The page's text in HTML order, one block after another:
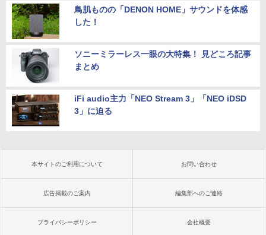
鳥肌ものの「DENON HOME」サウンドを体感
した！
ソニーミラーレス一眼の大特集！ 見どころ記事
まとめ
iFi audio主力「NEO Stream 3」「NEO iDSD
3」に迫る
本サイトのご利用について お問い合わせ
広告掲載のご案内 編集部へのご連絡
プライバシーポリシー 会社概要